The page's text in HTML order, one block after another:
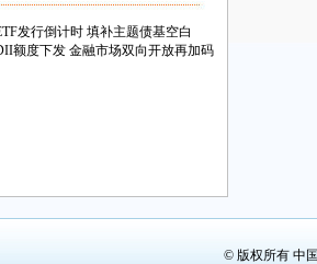
发行倒计时 填补主题债基空白
额度下发 金融市场双向开放再加码
© 版权所有 中